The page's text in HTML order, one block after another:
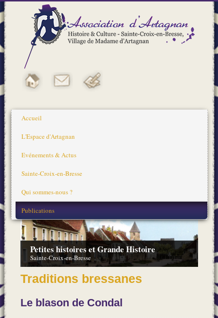
Accueil
L'Espace d'Artagnan
Evénements & Actus
Sainte-Croix-en-Bresse
Qui sommes-nous ?
Publications
Petites histoires et Grande Histoire
Sainte-Croix-en-Bresse
Traditions bressanes
Le blason de Condal